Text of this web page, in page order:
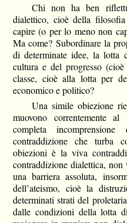
Chi non ha ben
dialettico, cioè della
capire (o per lo meno non
Ma come? Subordinare la
di determinate idee, la lotta
cultura e del progresso
classe, cioè alla lotta per
economico e politico?
Una simile obiezione
muovono correntemente
completa
contraddizione che turba
obiezioni è la viva
contraddizione dialettica, non
una barriera assoluta,
dell’ateismo, cioè la
determinati strati del
dalle condizioni della lotta